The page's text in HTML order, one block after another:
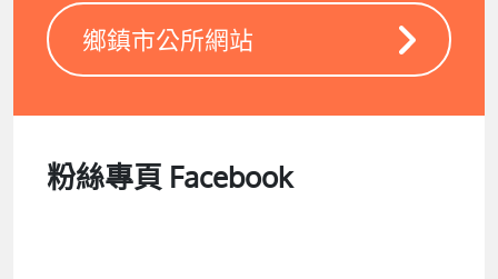
鄉鎮市公所網站
粉絲專頁 Facebook